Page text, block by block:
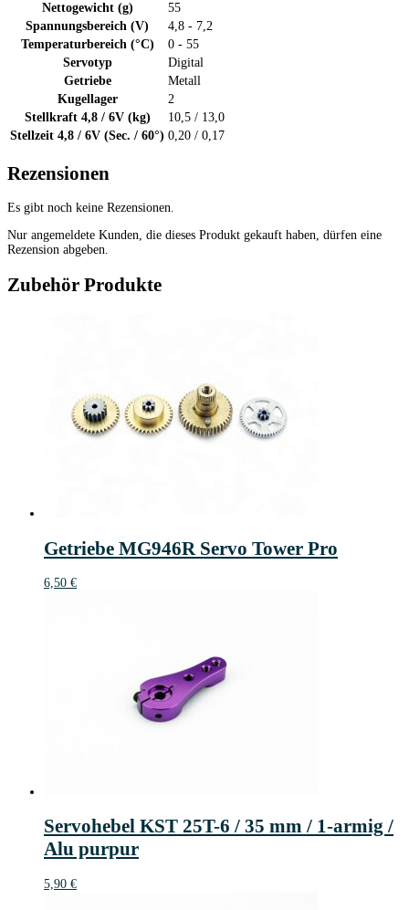
Nettogewicht (g)
55
Spannungsbereich (V)
4,8 - 7,2
Temperaturbereich (°C)
0 - 55
Servotyp
Digital
Getriebe
Metall
Kugellager
2
Stellkraft 4,8 / 6V (kg)
10,5 / 13,0
Stellzeit 4,8 / 6V (Sec. / 60°) 0,20 / 0,17
Rezensionen
Es gibt noch keine Rezensionen.
Nur angemeldete Kunden, die dieses Produkt gekauft haben, dürfen eine
Rezension abgeben.
Zubehör Produkte
Getriebe MG946R Servo Tower Pro
6,50 €
Servohebel KST 25T-6 / 35 mm / 1-armig /
Alu purpur
5,90 €